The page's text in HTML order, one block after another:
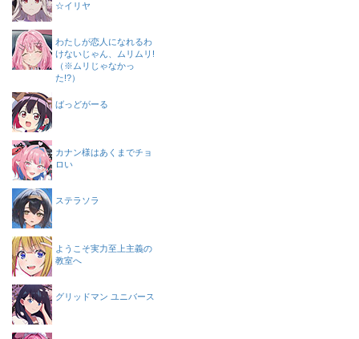
☆イリヤ
わたしが恋人になれるわ
けないじゃん、ムリムリ!
（※ムリじゃなかっ
た!?）
ばっどがーる
カナン様はあくまでチョ
ロい
ステラソラ
ようこそ実力至上主義の
教室へ
グリッドマン ユニバース